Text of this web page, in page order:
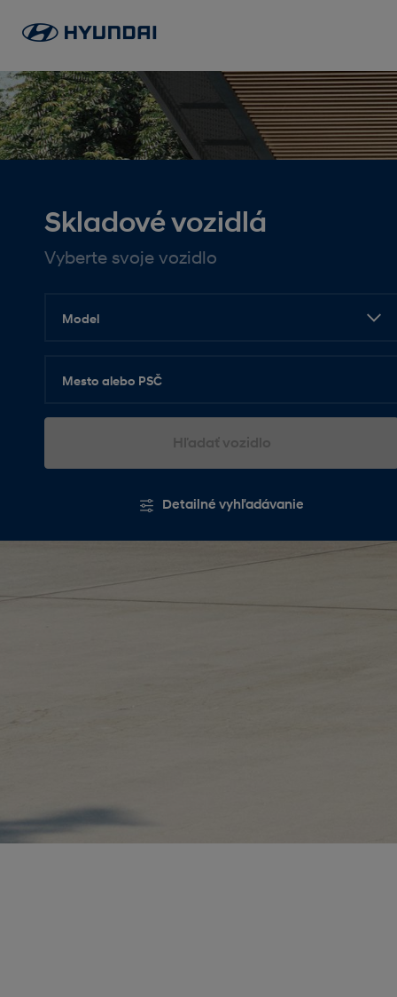
Skladové vozidlá
Vyberte svoje vozidlo
Model
Mesto alebo PSČ
Hľadať vozidlo
Detailné vyhľadávanie